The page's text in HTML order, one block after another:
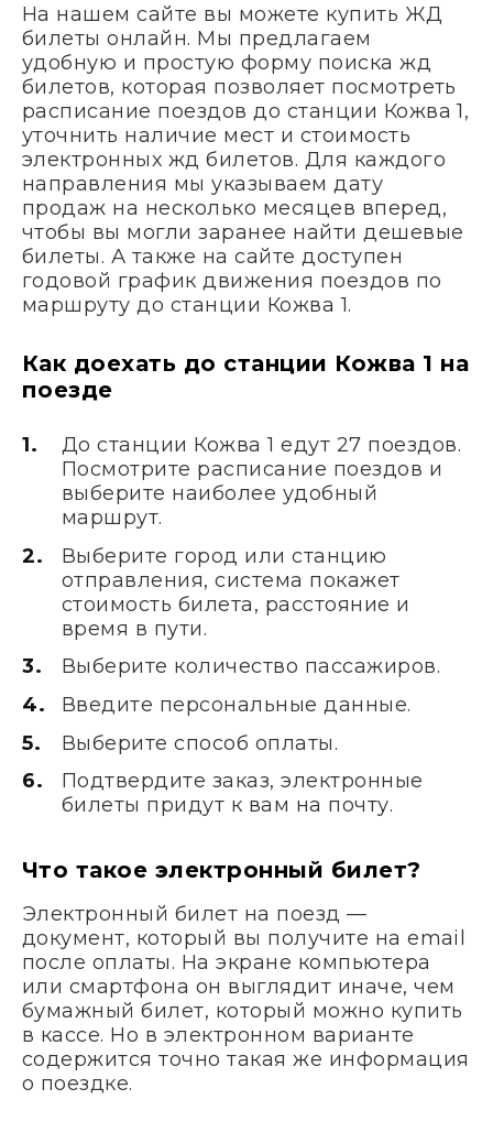
На нашем сайте вы можете купить ЖД
билеты онлайн. Мы предлагаем
удобную и простую форму поиска жд
билетов, которая позволяет посмотреть
расписание поездов до станции Кожва 1,
уточнить наличие мест и стоимость
электронных жд билетов. Для каждого
направления мы указываем дату
продаж на несколько месяцев вперед,
чтобы вы могли заранее найти дешевые
билеты. А также на сайте доступен
годовой график движения поездов по
маршруту до станции Кожва 1.
Как доехать до станции Кожва 1 на
поезде
До станции Кожва 1 едут 27 поездов.
Посмотрите расписание поездов и
выберите наиболее удобный
маршрут.
Выберите город или станцию
отправления, система покажет
стоимость билета, расстояние и
время в пути.
Выберите количество пассажиров.
Введите персональные данные.
Выберите способ оплаты.
Подтвердите заказ, электронные
билеты придут к вам на почту.
Что такое электронный билет?
Электронный билет на поезд —
документ, который вы получите на email
после оплаты. На экране компьютера
или смартфона он выглядит иначе, чем
бумажный билет, который можно купить
в кассе. Но в электронном варианте
содержится точно такая же информация
о поездке.